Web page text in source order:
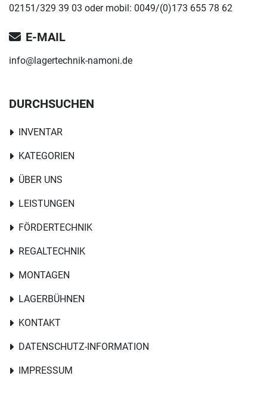
02151/329 39 03 oder mobil: 0049/(0)173 655 78 62
E-MAIL
info@lagertechnik-namoni.de
DURCHSUCHEN
INVENTAR
KATEGORIEN
ÜBER UNS
LEISTUNGEN
FÖRDERTECHNIK
REGALTECHNIK
MONTAGEN
LAGERBÜHNEN
KONTAKT
DATENSCHUTZ-INFORMATION
IMPRESSUM